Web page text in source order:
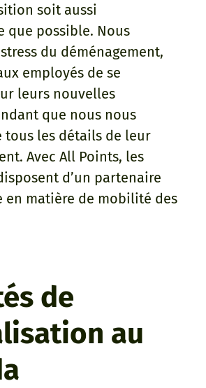
soit aussi
que possible. Nous
du déménagement,
employés de se
leurs nouvelles
que nous nous
tous les détails de leur
Avec All Points, les
d’un partenaire
en matière de mobilité des
de
au